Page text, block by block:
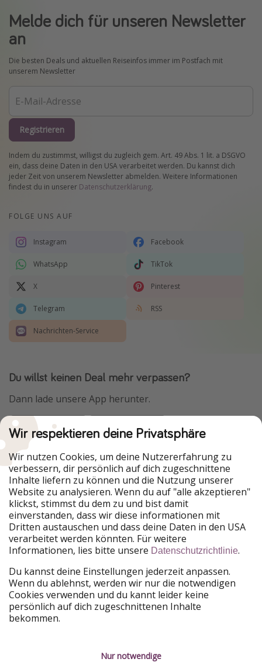
Melde dich für unseren Newsletter
an
Die besten Deals und aktuellen Reiseinfos immer im Postfach mit
unserem Newsletter
Registrieren
Indem du zustimmst, willigst du zugleich gem. Art. 49 Abs. 1 lit. a DSGVO
ein, dass deine Daten in den USA verarbeitet werden. Du kannst dich
jeder Zeit von unserem Newsletter abmelden. Weitere Informationen
findest du in unserer Datenschutzerklärung.
FOLGE UNS AUF
Instagram Facebook
WhatsApp TikTok
X Pinterest
Telegram RSS
Nachrichten-Service
Du willst keinen Deal mehr verpassen?
Dann lade unsere App herunter.
Urlaubspiraten ist Teil der HolidayPirates Group
Unsere Märkte
PiratinViaggio
HolidayPirates
VakantiePiraten
WakacyjniPiraci
VoyagesPirates
Ferienpiraten
Urlaubspiraten
ViajerosPiratas
TravelPirates
HolidayPirates Group
Lerne uns kennen
Über uns
Rechtliches
Wir respektieren deine Privatsphäre
Wir nutzen Cookies, um deine Nutzererfahrung zu
verbessern, dir persönlich auf dich zugeschnittene
Inhalte liefern zu können und die Nutzung unserer
Website zu analysieren. Wenn du auf "alle akzeptieren"
klickst, stimmst du dem zu und bist damit
einverstanden, dass wir diese informationen mit
Dritten austauschen und dass deine Daten in den USA
verarbeitet werden könnten. Für weitere
Informationen, lies bitte unsere Datenschutzrichtlinie.
Du kannst deine Einstellungen jederzeit anpassen.
Wenn du ablehnst, werden wir nur die notwendigen
Cookies verwenden und du kannt leider keine
persönlich auf dich zugeschnittenen Inhalte
bekommen.
Nur notwendige